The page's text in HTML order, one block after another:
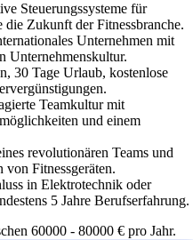
Steuerungssysteme für
Zukunft der Fitnessbranche.
Unternehmen mit
Unternehmenskultur.
30 Tage Urlaub, kostenlose
Teamkultur mit
und einem
revolutionären Teams und
von Fitnessgeräten.
in Elektrotechnik oder
5 Jahre Berufserfahrung.
60000 - 80000 € pro Jahr.